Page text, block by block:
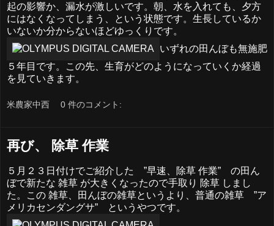
起の影響か、漏水が激しいです。朝、水を入れても、夕方
にはなくなってしまう、という状態です。生長しているか
いないか分からないほどゆっくりです。
いずれの田んぼも無施肥
５年目です。この先、生育がどのようになっていくか経過
を見ていきます。
米農家中西 0 件のコメント:
再び、 除草 作業
５月２３日付けでご紹介した ”早速、除草 作業” の田ん
ぼで新たな 雑草 が大きくなったので手取り 除草 しまし
た。この 雑草、田んぼの雑草というより、普通の雑草 ”ア
メリカセンダングサ” というやつです。